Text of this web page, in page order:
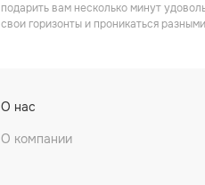
подарить вам несколько минут
свои горизонты и проникаться
О нас
О компании